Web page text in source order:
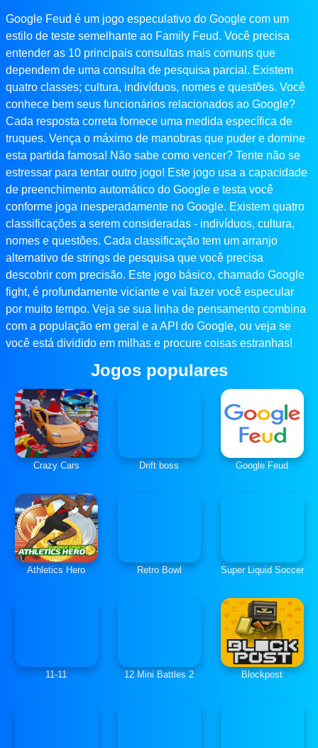
Google Feud é um jogo especulativo do Google com um
estilo de teste semelhante ao Family Feud. Você precisa
entender as 10 principais consultas mais comuns que
dependem de uma consulta de pesquisa parcial. Existem
quatro classes; cultura, indivíduos, nomes e questões. Você
conhece bem seus funcionários relacionados ao Google?
Cada resposta correta fornece uma medida específica de
truques. Vença o máximo de manobras que puder e domine
esta partida famosa! Não sabe como vencer? Tente não se
estressar para tentar outro jogo! Este jogo usa a capacidade
de preenchimento automático do Google e testa você
conforme joga inesperadamente no Google. Existem quatro
classificações a serem consideradas - indivíduos, cultura,
nomes e questões. Cada classificação tem um arranjo
alternativo de strings de pesquisa que você precisa
descobrir com precisão. Este jogo básico, chamado Google
fight, é profundamente viciante e vai fazer você especular
por muito tempo. Veja se sua linha de pensamento combina
com a população em geral e a API do Google, ou veja se
você está dividido em milhas e procure coisas estranhas!
Jogos populares
Crazy Cars Drift boss Google Feud
Athletics Hero Retro Bowl Super Liquid Soccer
11-11 12 Mini Battles 2 Blockpost